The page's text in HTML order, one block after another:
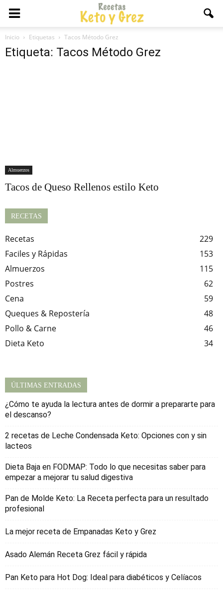
Inicio Etiquetas Tacos Método Grez
Etiqueta: Tacos Método Grez
Almuerzos
Tacos de Queso Rellenos estilo Keto
RECETAS
Recetas
229
Faciles y Rápidas
153
Almuerzos
115
Postres
62
Cena
59
Queques & Repostería
48
Pollo & Carne
46
Dieta Keto
34
ÚLTIMAS ENTRADAS
¿Cómo te ayuda la lectura antes de dormir a prepararte para
el descanso?
2 recetas de Leche Condensada Keto: Opciones con y sin
lacteos
Dieta Baja en FODMAP: Todo lo que necesitas saber para
empezar a mejorar tu salud digestiva
Pan de Molde Keto: La Receta perfecta para un resultado
profesional
La mejor receta de Empanadas Keto y Grez
Asado Alemán Receta Grez fácil y rápida
Pan Keto para Hot Dog: Ideal para diabéticos y Celíacos